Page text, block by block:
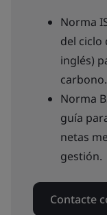
Norma
del ciclo
inglés)
carbono.
Norma
guía
netas
gestión.
Contacte